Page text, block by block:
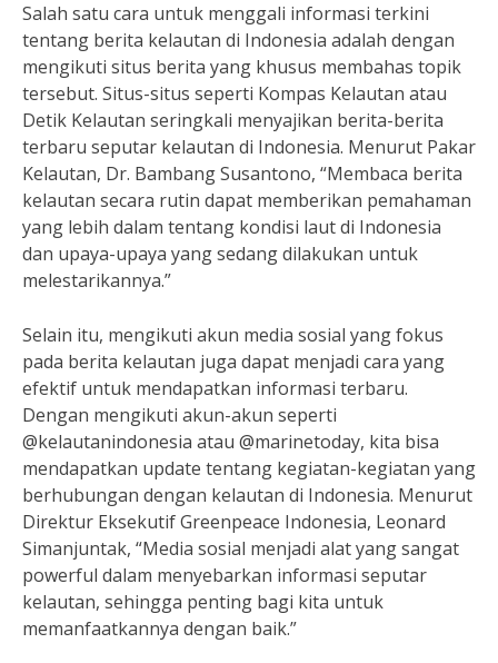
Salah satu cara untuk menggali informasi terkini
tentang berita kelautan di Indonesia adalah dengan
mengikuti situs berita yang khusus membahas topik
tersebut. Situs-situs seperti Kompas Kelautan atau
Detik Kelautan seringkali menyajikan berita-berita
terbaru seputar kelautan di Indonesia. Menurut Pakar
Kelautan, Dr. Bambang Susantono, “Membaca berita
kelautan secara rutin dapat memberikan pemahaman
yang lebih dalam tentang kondisi laut di Indonesia
dan upaya-upaya yang sedang dilakukan untuk
melestarikannya.”
Selain itu, mengikuti akun media sosial yang fokus
pada berita kelautan juga dapat menjadi cara yang
efektif untuk mendapatkan informasi terbaru.
Dengan mengikuti akun-akun seperti
@kelautanindonesia atau @marinetoday, kita bisa
mendapatkan update tentang kegiatan-kegiatan yang
berhubungan dengan kelautan di Indonesia. Menurut
Direktur Eksekutif Greenpeace Indonesia, Leonard
Simanjuntak, “Media sosial menjadi alat yang sangat
powerful dalam menyebarkan informasi seputar
kelautan, sehingga penting bagi kita untuk
memanfaatkannya dengan baik.”